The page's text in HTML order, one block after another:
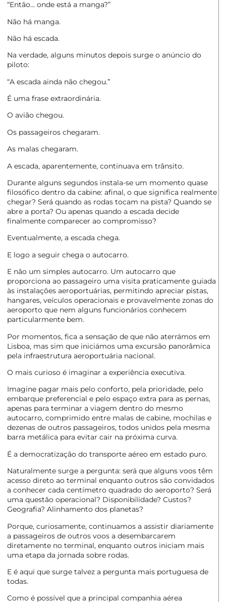
“Então… onde está a manga?”
Não há manga.
Não há escada.
Na verdade, alguns minutos depois surge o anúncio do
piloto:
“A escada ainda não chegou.”
É uma frase extraordinária.
O avião chegou.
Os passageiros chegaram.
As malas chegaram.
A escada, aparentemente, continuava em trânsito.
Durante alguns segundos instala-se um momento quase
filosófico dentro da cabine: afinal, o que significa realmente
chegar? Será quando as rodas tocam na pista? Quando se
abre a porta? Ou apenas quando a escada decide
finalmente comparecer ao compromisso?
Eventualmente, a escada chega.
E logo a seguir chega o autocarro.
E não um simples autocarro. Um autocarro que
proporciona ao passageiro uma visita praticamente guiada
às instalações aeroportuárias, permitindo apreciar pistas,
hangares, veículos operacionais e provavelmente zonas do
aeroporto que nem alguns funcionários conhecem
particularmente bem.
Por momentos, fica a sensação de que não aterrámos em
Lisboa, mas sim que iniciámos uma excursão panorâmica
pela infraestrutura aeroportuária nacional.
O mais curioso é imaginar a experiência executiva.
Imagine pagar mais pelo conforto, pela prioridade, pelo
embarque preferencial e pelo espaço extra para as pernas,
apenas para terminar a viagem dentro do mesmo
autocarro, comprimido entre malas de cabine, mochilas e
dezenas de outros passageiros, todos unidos pela mesma
barra metálica para evitar cair na próxima curva.
É a democratização do transporte aéreo em estado puro.
Naturalmente surge a pergunta: será que alguns voos têm
acesso direto ao terminal enquanto outros são convidados
a conhecer cada centímetro quadrado do aeroporto? Será
uma questão operacional? Disponibilidade? Custos?
Geografia? Alinhamento dos planetas?
Porque, curiosamente, continuamos a assistir diariamente
a passageiros de outros voos a desembarcarem
diretamente no terminal, enquanto outros iniciam mais
uma etapa da jornada sobre rodas.
E é aqui que surge talvez a pergunta mais portuguesa de
todas.
Como é possível que a principal companhia aérea